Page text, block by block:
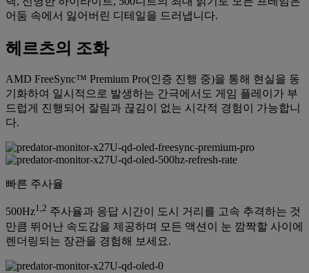
어둠 속에서 잃어버린 디테일을 드러냅니다.
헤르츠의 조화
AMD FreeSync™ Premium Pro(인증 진행 중)을 통해 현실을 동
기화하여 일시적으로 발생하는 간극에서도 게임 플레이가 부
드럽게 진행되어 잘림과 끊김이 없는 시각적 경험이 가능합니
다.
빠른 주사율
500Hz1,2 주사율과 응답 시간이 도시 거리를 고속 추격하는 것
만큼 뛰어난 속도감을 제공하며 모든 액션이 눈 깜짝할 사이에
렌더링되는 장관을 경험해 보세요.